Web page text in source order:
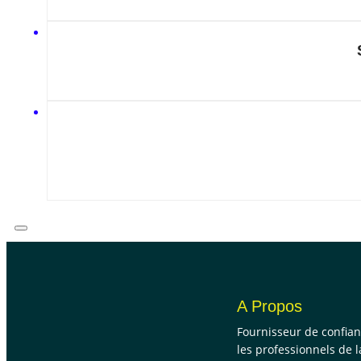
A Propos
Fournisseur de
les professionnels de